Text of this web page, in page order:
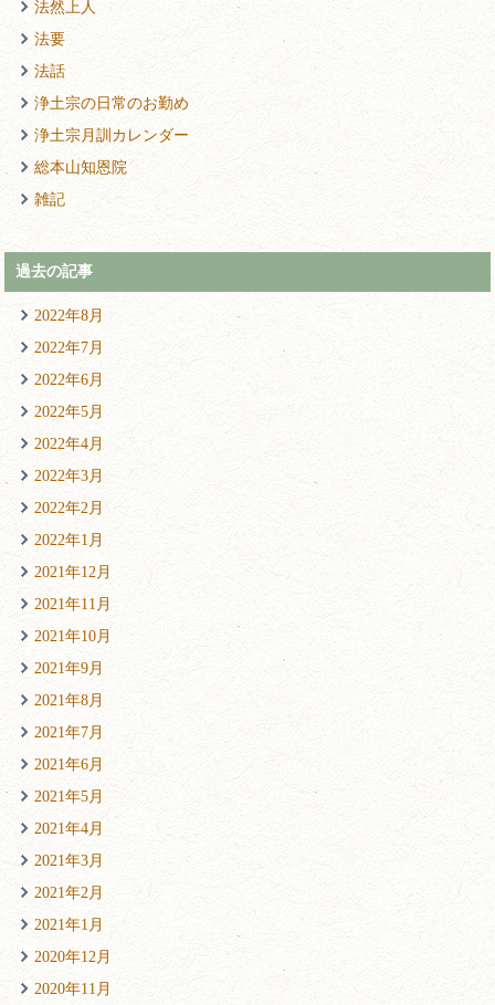
法然上人
法要
法話
浄土宗の日常のお勤め
浄土宗月訓カレンダー
総本山知恩院
雑記
過去の記事
2022年8月
2022年7月
2022年6月
2022年5月
2022年4月
2022年3月
2022年2月
2022年1月
2021年12月
2021年11月
2021年10月
2021年9月
2021年8月
2021年7月
2021年6月
2021年5月
2021年4月
2021年3月
2021年2月
2021年1月
2020年12月
2020年11月